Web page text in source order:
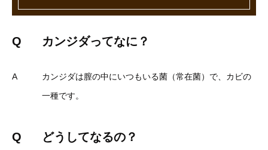
Q カンジダってなに？
A
カンジダは膣の中にいつもいる菌（常在菌）で、カビの
一種です。
Q どうしてなるの？